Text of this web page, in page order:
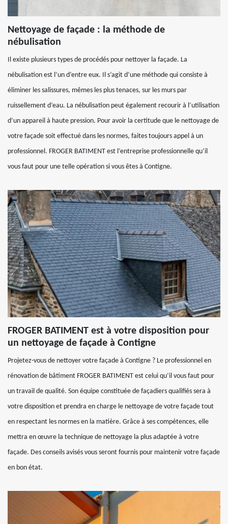
Nettoyage de façade : la méthode de
nébulisation
Il existe plusieurs types de procédés pour nettoyer la façade. La
nébulisation est l’un d’entre eux. Il s’agit d’une méthode qui consiste à
éliminer les salissures, mêmes les plus tenaces, sur les murs par
ruissellement d’eau. La nébulisation peut également recourir à l’utilisation
d’un appareil à haute pression. Pour avoir la certitude que le nettoyage de
votre façade soit effectué dans les normes, faites toujours appel à un
professionnel. FROGER BATIMENT est l’entreprise professionnelle qu’il
vous faut pour une telle opération si vous êtes à Contigne.
FROGER BATIMENT est à votre disposition pour
un nettoyage de façade à Contigne
Projetez-vous de nettoyer votre façade à Contigne ? Le professionnel en
rénovation de bâtiment FROGER BATIMENT est celui qu’il vous faut pour
un travail de qualité. Son équipe constituée de façadiers qualifiés sera à
votre disposition et prendra en charge le nettoyage de votre façade tout
en respectant les normes en la matière. Grâce à ses compétences, elle
mettra en œuvre la technique de nettoyage la plus adaptée à votre
façade. Des conseils avisés vous seront fournis pour maintenir votre façade
en bon état.